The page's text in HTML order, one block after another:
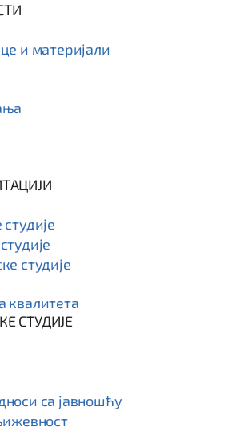
и материјали
студије
квалитета
СТУДИЈЕ
са јавношћу